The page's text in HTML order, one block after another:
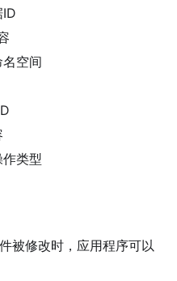
空间
类型
被修改时，应用程序可以